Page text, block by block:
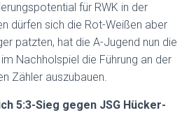
für RWK in der
dürfen sich die Rot-Weißen aber
patzten, hat die A-Jugend nun die
Nachholspiel die Führung an der
Zähler auszubauen.
5:3-Sieg gegen JSG Hücker-